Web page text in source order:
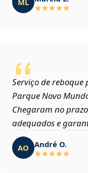
Serviço de
Parque Novo
Chegaram no
adequados e
AO André O.